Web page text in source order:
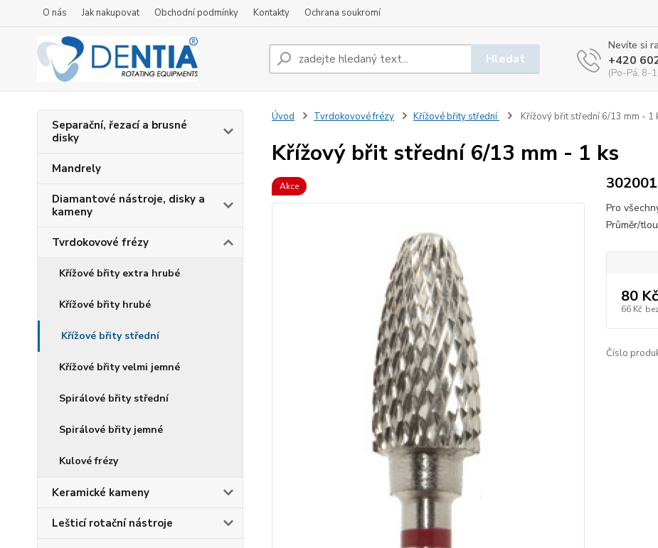
O nás Jak nakupovat Obchodní podmínky Kontakty Ochrana soukromí
Hledat
Nevíte si
+420
(Po-Pá, 8-
Separační, řezací a brusné
disky
Mandrely
Diamantové nástroje, disky a
kameny
Tvrdokovové frézy
Křížové břity extra hrubé
Křížové břity hrubé
Křížové břity střední
Křížové břity velmi jemné
Spirálové břity střední
Spirálové břity jemné
Kulové frézy
Keramické kameny
Lešticí rotační nástroje
Úvod Tvrdokovové frézy Křížové břity střední Křížový břit střední 6/13 mm - 1
Křížový břit střední 6/13 mm - 1 ks
Akce 302001
Pro
Průměr/
80 Kč
66 Kč
Číslo